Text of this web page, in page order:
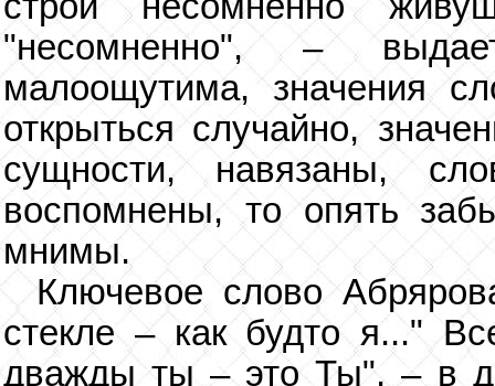
"несомненно", –
малоощутима, значения
открыться случайно,
сущности, навязаны,
воспомнены, то опять
мнимы.
Ключевое слово
стекле – как будто я..."
дважды ты – это Ты", – в